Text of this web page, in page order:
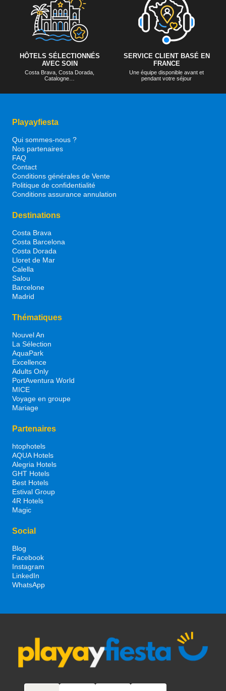
HÔTELS SÉLECTIONNÉS
AVEC SOIN
Costa Brava, Costa Dorada,
Catalogne…
SERVICE CLIENT BASÉ EN
FRANCE
Une équipe disponible avant et
pendant votre séjour
Playayfiesta
Qui sommes-nous ?
Nos partenaires
FAQ
Contact
Conditions générales de Vente
Politique de confidentialité
Conditions assurance annulation
Destinations
Costa Brava
Costa Barcelona
Costa Dorada
Lloret de Mar
Calella
Salou
Barcelone
Madrid
Thématiques
Nouvel An
La Sélection
AquaPark
Excellence
Adults Only
PortAventura World
MICE
Voyage en groupe
Mariage
Partenaires
htophotels
AQUA Hotels
Alegria Hotels
GHT Hotels
Best Hotels
Estival Group
4R Hotels
Magic
Social
Blog
Facebook
Instagram
LinkedIn
WhatsApp